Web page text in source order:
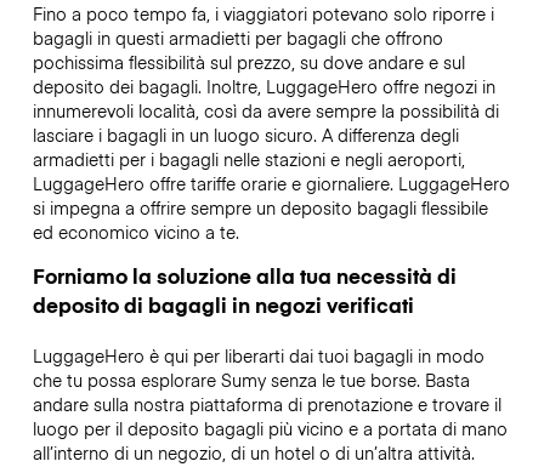
Fino a poco tempo fa, i viaggiatori potevano solo riporre i
bagagli in questi armadietti per bagagli che offrono
pochissima flessibilità sul prezzo, su dove andare e sul
deposito dei bagagli. Inoltre, LuggageHero offre negozi in
innumerevoli località, così da avere sempre la possibilità di
lasciare i bagagli in un luogo sicuro. A differenza degli
armadietti per i bagagli nelle stazioni e negli aeroporti,
LuggageHero offre tariffe orarie e giornaliere. LuggageHero
si impegna a offrire sempre un deposito bagagli flessibile
ed economico vicino a te.
Forniamo la soluzione alla tua necessità di
deposito di bagagli in negozi verificati
LuggageHero è qui per liberarti dai tuoi bagagli in modo
che tu possa esplorare Sumy senza le tue borse. Basta
andare sulla nostra piattaforma di prenotazione e trovare il
luogo per il deposito bagagli più vicino e a portata di mano
all’interno di un negozio, di un hotel o di un’altra attività.